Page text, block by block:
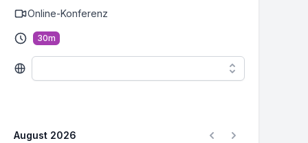
Online-Konferenz
30m
August 2026